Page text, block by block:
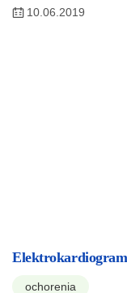
10.06.2019
Elektrokardiogram
ochorenia